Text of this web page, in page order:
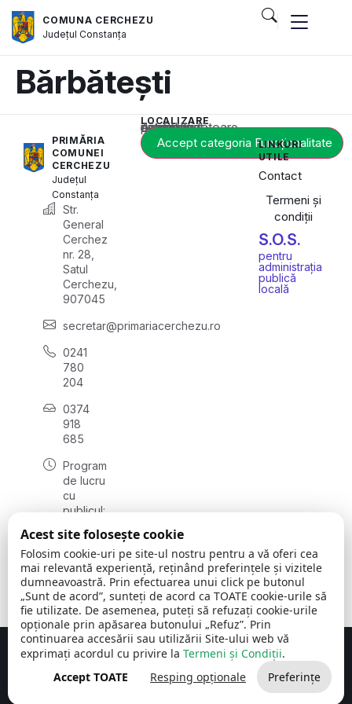
COMUNA CERCHEZU
JudețulConstanța
Bărbătești
PRIMĂRIA
COMUNEI
CERCHEZU
Județul
Constanța
Str.
General
Cerchez
nr. 28,
Satul
Cerchezu,
907045
secretar@primariacerchezu.ro
0241
780
204
0374
918
685
Program
de lucru
cu
publicul:
08:00 -
16:30
, vineri:
08:00 -
14:00
LOCALIZARE
Acest conținut este blocat până când acceptați categoria corespunzătoare de cookie-uri.
Accept categoria Funcționalitate
LINKURI
UTILE
Contact
Termeni și
condiții
S.O.S.
pentru
administrația
publică
locală
Comuna Cerchezu © 2026Toate drepturile rezervate
Concept realizat de Big Media Relații Publice SRL
Acest site folosește cookie
Folosim cookie-uri pe site-ul nostru pentru a vă oferi cea
mai relevantă experiență, reținând preferințele și vizitele
dumneavoastră. Prin efectuarea unui click pe butonul
„Sunt de acord”, sunteți de acord ca TOATE cookie-urile să
fie utilizate. De asemenea, puteți să refuzați cookie-urile
opționale prin apăsarea butonului „Refuz”. Prin
continuarea accesării sau utilizării Site-ului web vă
exprimați acordul cu privire la Termeni și Condiții.
Accept TOATE
Resping opționale Preferințe